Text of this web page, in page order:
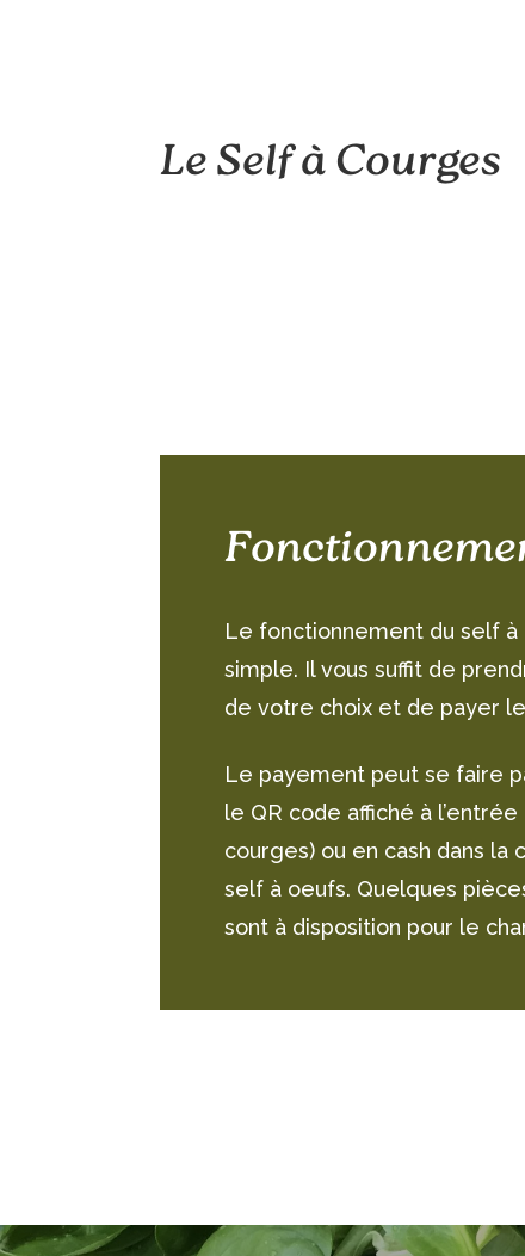
Le Self à Courges
Le fonctionnement du self
simple. Il vous suffit de
de votre choix et de payer
Le payement peut se faire
le QR code affiché à
courges) ou en cash dans la
self à oeufs. Quelques
sont à disposition pour le